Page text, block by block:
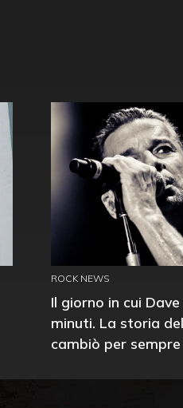
ROCK NEWS
Il giorno in cui
minuti. La storia
cambiò per